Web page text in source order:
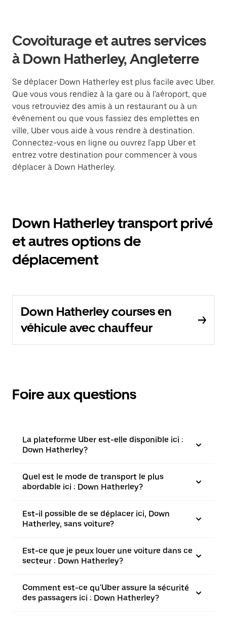
Covoiturage et autres services
à Down Hatherley, Angleterre
Se déplacer Down Hatherley est plus facile avec Uber.
Que vous vous rendiez à la gare ou à l'aéroport, que
vous retrouviez des amis à un restaurant ou à un
événement ou que vous fassiez des emplettes en
ville, Uber vous aide à vous rendre à destination.
Connectez-vous en ligne ou ouvrez l'app Uber et
entrez votre destination pour commencer à vous
déplacer à Down Hatherley.
Down Hatherley transport privé
et autres options de
déplacement
Down Hatherley courses en
véhicule avec chauffeur
Foire aux questions
La plateforme Uber est-elle disponible ici :
Down Hatherley?
Quel est le mode de transport le plus
abordable ici : Down Hatherley?
Est-il possible de se déplacer ici, Down
Hatherley, sans voiture?
Est-ce que je peux louer une voiture dans ce
secteur : Down Hatherley?
Comment est-ce qu'Uber assure la sécurité
des passagers ici : Down Hatherley?